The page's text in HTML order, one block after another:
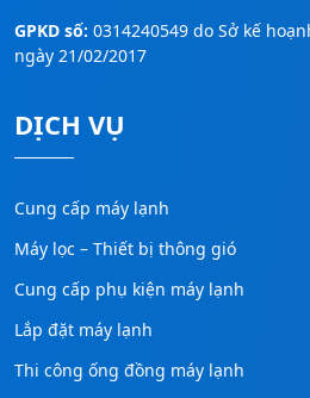
GPKD số: 0314240549 do Sở kế
ngày 21/02/2017
DỊCH VỤ
Cung cấp máy lạnh
Máy lọc – Thiết bị thông gió
Cung cấp phụ kiện máy lạnh
Lắp đặt máy lạnh
Thi công ống đồng máy lạnh